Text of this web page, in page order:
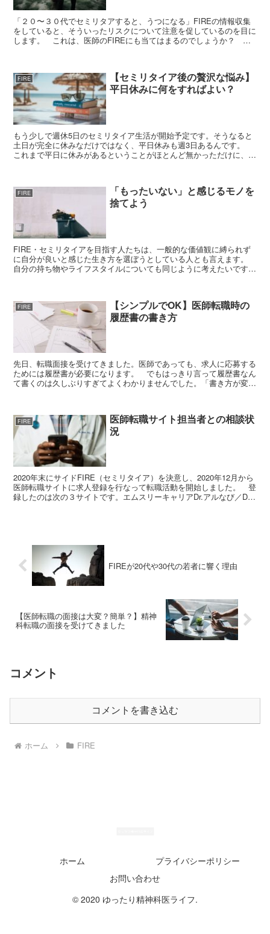
「２０〜３０代でセミリタアすると、うつになる」FIREの情報収集
をしていると、そういったリスクについて注意を促しているのを目に
します。 これは、医師のFIREにも当てはまるのでしょうか？ セ
FIRE
【セミリタイア後の贅沢な悩み】
平日休みに何をすればよい？
もう少しで週休5日のセミリタイア生活が開始予定です。そうなると
土日が完全に休みなだけではなく、平日休みも週3日あるんです。
これまで平日に休みがあるということがほとんど無かっただけに、平
FIRE
「もったいない」と感じるモノを
捨てよう
FIRE・セミリタイアを目指す人たちは、一般的な価値観に縛られず
に自分が良いと感じた生き方を選ぼうとしている人とも言えます。
自分の持ち物やライフスタイルについても同じように考えたいですよ
FIRE
【シンプルでOK】医師転職時の
履歴書の書き方
先日、転職面接を受けてきました。医師であっても、求人に応募する
ためには履歴書が必要になります。 でもはっきり言って履歴書なん
て書くのは久しぶりすぎてよくわかりませんでした。「書き方が変に
FIRE
医師転職サイト担当者との相談状
況
2020年末にサイドFIRE（セミリタイア）を決意し、2020年12月から
医師転職サイトに求人登録を行なって転職活動を開始しました。 登
録したのは次の３サイトです。エムスリーキャリアDr.アルなび／Dr.
FIREが20代や30代の若者に響く理由
【医師転職の面接は大変？簡単？】精神
科転職の面接を受けてきました
コメント
コメントを書き込む
ホーム FIRE
ホーム
プライバシーポリシー
お問い合わせ
© 2020 ゆったり精神科医ライフ.